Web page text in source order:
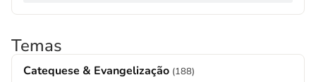
Temas
Catequese & Evangelização (188)